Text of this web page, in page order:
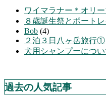
ワイマラナー＊オリ
８歳誕生祭とポート
Bob (4)
２泊３日八ヶ岳旅行①
犬用シャンプーについ
過去の人気記事